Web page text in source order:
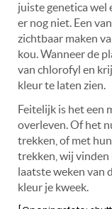
juiste genetica wel
er nog niet. Een
zichtbaar maken
kou. Wanneer de
van chlorofyl en
kleur te laten zien.
Feitelijk is het een
overleven. Of het
trekken, of met
trekken, wij
laatste weken van
kleur je kweek.